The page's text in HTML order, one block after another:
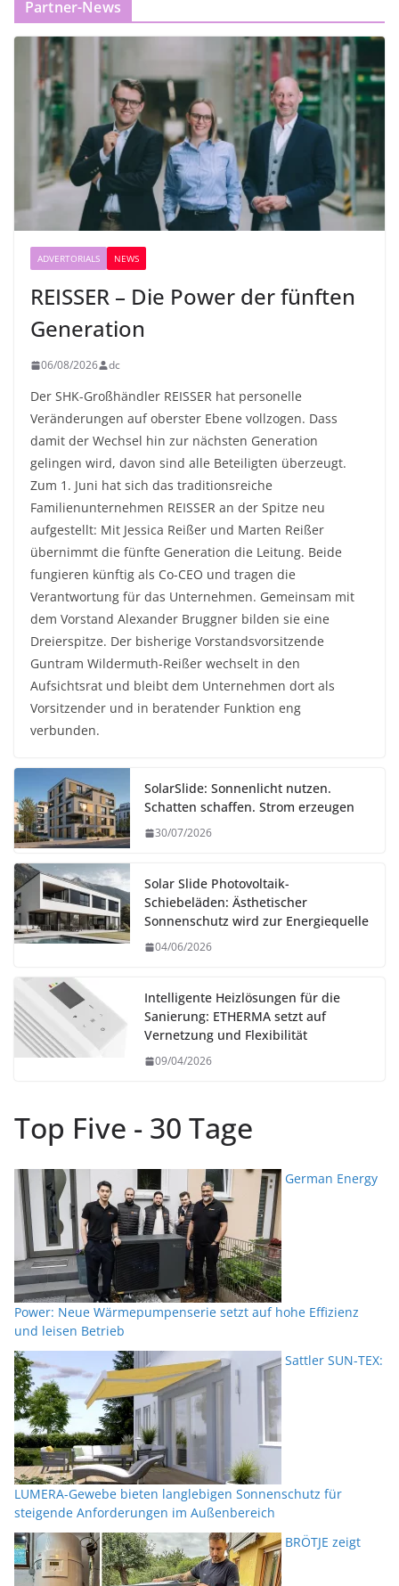
Partner-News
ADVERTORIALS NEWS
REISSER – Die Power der fünften
Generation
06/08/2026 dc
Der SHK-Großhändler REISSER hat personelle
Veränderungen auf oberster Ebene vollzogen. Dass
damit der Wechsel hin zur nächsten Generation
gelingen wird, davon sind alle Beteiligten überzeugt.
Zum 1. Juni hat sich das traditionsreiche
Familienunternehmen REISSER an der Spitze neu
aufgestellt: Mit Jessica Reißer und Marten Reißer
übernimmt die fünfte Generation die Leitung. Beide
fungieren künftig als Co-CEO und tragen die
Verantwortung für das Unternehmen. Gemeinsam mit
dem Vorstand Alexander Bruggner bilden sie eine
Dreierspitze. Der bisherige Vorstandsvorsitzende
Guntram Wildermuth-Reißer wechselt in den
Aufsichtsrat und bleibt dem Unternehmen dort als
Vorsitzender und in beratender Funktion eng
verbunden.
SolarSlide: Sonnenlicht nutzen.
Schatten schaffen. Strom erzeugen
30/07/2026
Solar Slide Photovoltaik-
Schiebeläden: Ästhetischer
Sonnenschutz wird zur Energiequelle
04/06/2026
Intelligente Heizlösungen für die
Sanierung: ETHERMA setzt auf
Vernetzung und Flexibilität
09/04/2026
Top Five - 30 Tage
German Energy
Power: Neue Wärmepumpenserie setzt auf hohe Effizienz
und leisen Betrieb
Sattler SUN-TEX:
LUMERA-Gewebe bieten langlebigen Sonnenschutz für
steigende Anforderungen im Außenbereich
BRÖTJE zeigt